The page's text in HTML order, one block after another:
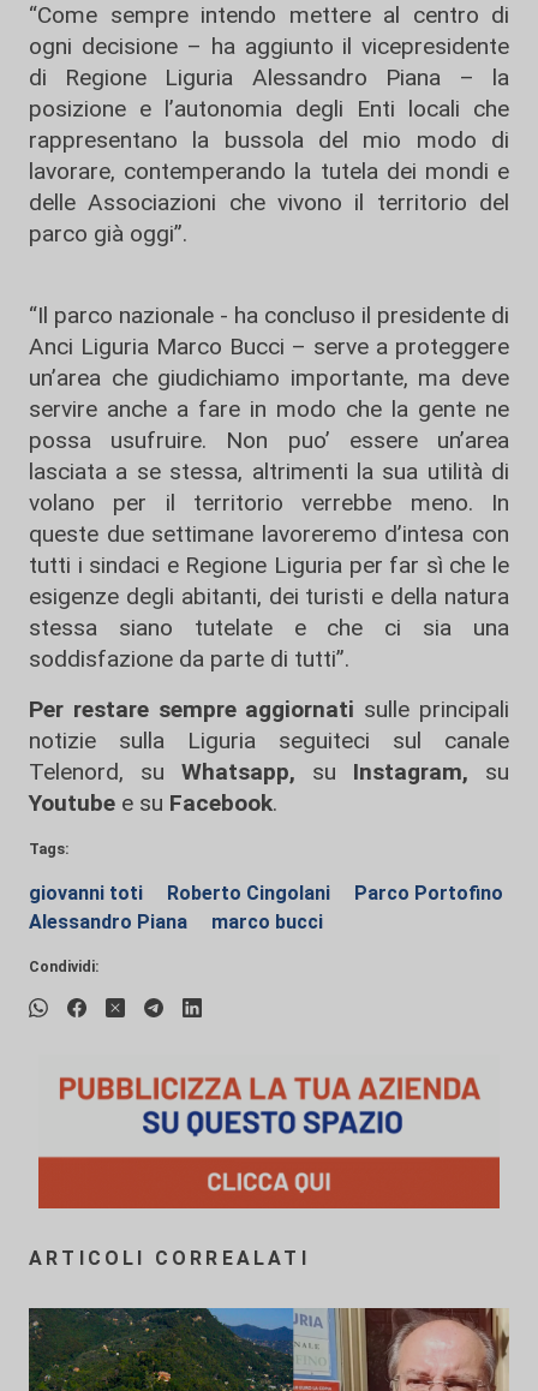
“Come sempre intendo mettere al centro di
ogni decisione – ha aggiunto il vicepresidente
di Regione Liguria Alessandro Piana – la
posizione e l’autonomia degli Enti locali che
rappresentano la bussola del mio modo di
lavorare, contemperando la tutela dei mondi e
delle Associazioni che vivono il territorio del
parco già oggi”.
“Il parco nazionale - ha concluso il presidente di
Anci Liguria Marco Bucci – serve a proteggere
un’area che giudichiamo importante, ma deve
servire anche a fare in modo che la gente ne
possa usufruire. Non puo’ essere un’area
lasciata a se stessa, altrimenti la sua utilità di
volano per il territorio verrebbe meno. In
queste due settimane lavoreremo d’intesa con
tutti i sindaci e Regione Liguria per far sì che le
esigenze degli abitanti, dei turisti e della natura
stessa siano tutelate e che ci sia una
soddisfazione da parte di tutti”.
Per restare sempre aggiornati sulle principali
notizie sulla Liguria seguiteci sul canale
Telenord, su
Whatsapp, su Instagram, su
Youtube e su Facebook.
Tags:
giovanni toti Roberto Cingolani
Parco Portofino
Alessandro Piana
marco bucci
Condividi:
ARTICOLI CORREALATI